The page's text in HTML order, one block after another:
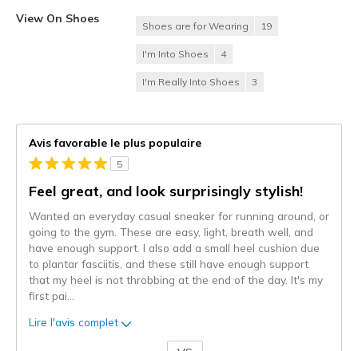
View On Shoes
Shoes are for Wearing 19
I'm Into Shoes 4
I'm Really Into Shoes 3
Avis favorable le plus populaire
5
Feel great, and look surprisingly stylish!
Wanted an everyday casual sneaker for running around, or
going to the gym. These are easy, light, breath well, and
have enough support. I also add a small heel cushion due
to plantar fasciitis, and these still have enough support
that my heel is not throbbing at the end of the day. It's my
first pai
Lire l'avis complet